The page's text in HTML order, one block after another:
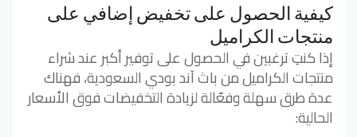
كيفية الحصول على تخفيض إضافي على
منتجات الكراميل
إذا كنتِ ترغبين في الحصول على توفير أكبر عند شراء
منتجات الكراميل من باث آند بودي السعودية، فهناك
عدة طرق سهلة وفعّالة لزيادة التخفيضات فوق الأسعار
الحالية: